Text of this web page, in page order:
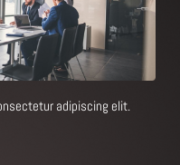
adipiscing elit.